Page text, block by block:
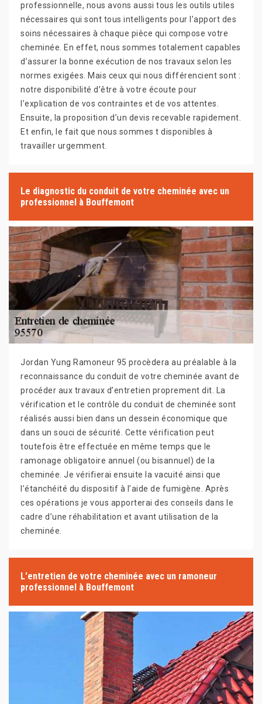
professionnelle, nous avons aussi tous les outils utiles
nécessaires qui sont tous intelligents pour l’apport des
soins nécessaires à chaque pièce qui compose votre
cheminée. En effet, nous sommes totalement capables
d’assurer la bonne exécution de nos travaux selon les
normes exigées. Mais ceux qui nous différencient sont :
notre disponibilité d’être à votre écoute pour
l’explication de vos contraintes et de vos attentes.
Ensuite, la proposition d’un devis recevable rapidement.
Et enfin, le fait que nous sommes t disponibles à
travailler urgemment.
Le diagnostic du conduit de votre cheminée avec un
professionnel à Bouffemont
Jordan Yung Ramoneur 95 procèdera au préalable à la
reconnaissance du conduit de votre cheminée avant de
procéder aux travaux d’entretien proprement dit. La
vérification et le contrôle du conduit de cheminée sont
réalisés aussi bien dans un dessein économique que
dans un souci de sécurité. Cette vérification peut
toutefois être effectuée en même temps que le
ramonage obligatoire annuel (ou bisannuel) de la
cheminée. Je vérifierai ensuite la vacuité ainsi que
l’étanchéité du dispositif à l’aide de fumigène. Après
ces opérations je vous apporterai des conseils dans le
cadre d’une réhabilitation et avant utilisation de la
cheminée.
L'entretien de votre cheminée avec un ramoneur
professionnel à Bouffemont